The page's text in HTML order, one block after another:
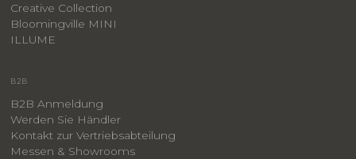
Creative Collection
Bloomingville MINI
ILLUME
B2B
B2B Anmeldung
Werden Sie Händler
Kontakt zur Vertriebsabteilung
Messen & Showrooms